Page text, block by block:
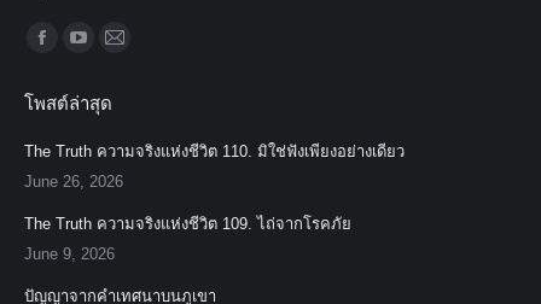
Find us on:
opens
in
new
opens
in
new
in
new
โพสต์ล่าสุด
The Truth ความจริงแห่งชีวิต 110. มิใช่ฟังเพียงอย่างเดียว
June 26, 2026
The Truth ความจริงแห่งชีวิต 109. ไถ่จากโรคภัย
June 9, 2026
ปัญญาจากคำเทศนาบนภูเขา